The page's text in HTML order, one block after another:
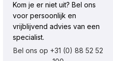
Kom je er niet uit? Bel ons
voor persoonlijk en
vrijblijvend advies van een
specialist.
Bel ons op +31 (0) 88 52 52